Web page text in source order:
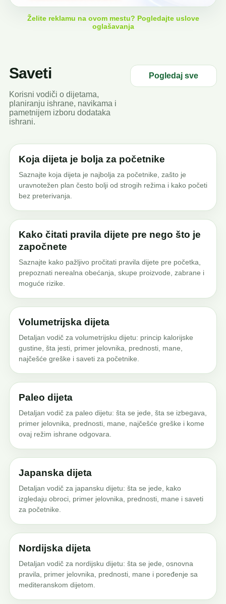
Želite reklamu na ovom mestu? Pogledajte uslove
oglašavanja
Saveti
Korisni vodiči o dijetama,
planiranju ishrane, navikama i
pametnijem izboru dodataka
ishrani.
Pogledaj sve
Koja dijeta je bolja za početnike
Saznajte koja dijeta je najbolja za početnike, zašto je
uravnotežen plan često bolji od strogih režima i kako početi
bez preterivanja.
Kako čitati pravila dijete pre nego što je
započnete
Saznajte kako pažljivo pročitati pravila dijete pre početka,
prepoznati nerealna obećanja, skupe proizvode, zabrane i
moguće rizike.
Volumetrijska dijeta
Detaljan vodič za volumetrijsku dijetu: princip kalorijske
gustine, šta jesti, primer jelovnika, prednosti, mane,
najčešće greške i saveti za početnike.
Paleo dijeta
Detaljan vodič za paleo dijetu: šta se jede, šta se izbegava,
primer jelovnika, prednosti, mane, najčešće greške i kome
ovaj režim ishrane odgovara.
Japanska dijeta
Detaljan vodič za japansku dijetu: šta se jede, kako
izgledaju obroci, primer jelovnika, prednosti, mane i saveti
za početnike.
Nordijska dijeta
Detaljan vodič za nordijsku dijetu: šta se jede, osnovna
pravila, primer jelovnika, prednosti, mane i poređenje sa
mediteranskom dijetom.